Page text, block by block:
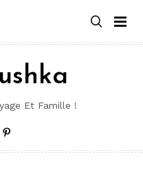
Et Famille !